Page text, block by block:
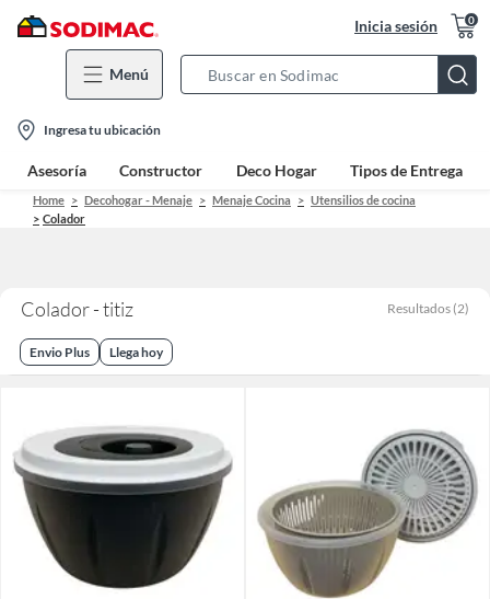
Inicia sesión 0
Menú
Bar
location-
icon
Ingresa tu ubicación
Asesoría Constructor Deco Hogar Tipos de Entrega
Home Decohogar - Menaje Menaje Cocina
Utensilios de cocina
Colador
Colador - titiz Resultados (2)
Envio Plus Llega hoy